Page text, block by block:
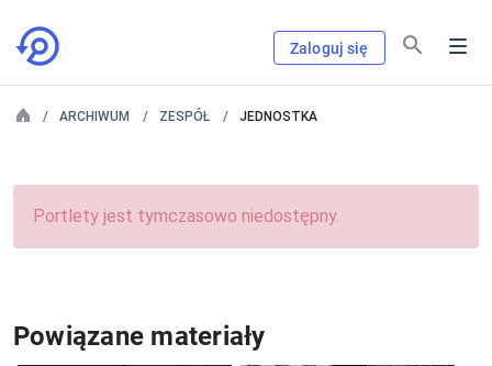
Zaloguj się
ARCHIWUM ZESPÓŁ JEDNOSTKA
Portlety jest tymczasowo niedostępny.
Powiązane materiały